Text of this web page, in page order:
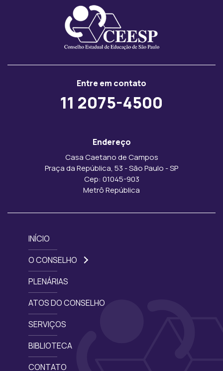
Entre em contato
11 2075-4500
Endereço
Casa Caetano de Campos
Praça da República, 53 - São Paulo - SP
Cep: 01045-903
Metrô República
INÍCIO
O CONSELHO
PLENÁRIAS
ATOS DO CONSELHO
SERVIÇOS
BIBLIOTECA
CONTATO